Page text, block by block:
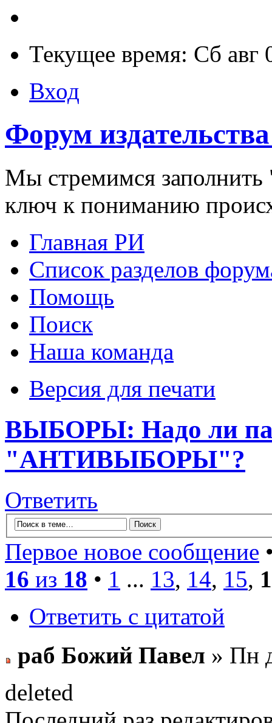
Текущее время: Сб авг
Вход
Форум
Мы стремимся заполнить
ключ к пониманию
Главная РИ
Список разделов
Помощь
Поиск
Наша команда
Версия для печати
ВЫБОРЫ: Надо ли
"АНТИВЫБОРЫ"?
Ответить
Первое новое сообщение
16 из 18 • 1 ... 13, 14, 15,
Ответить с цитатой
раб Божий Павел » Пн
deleted